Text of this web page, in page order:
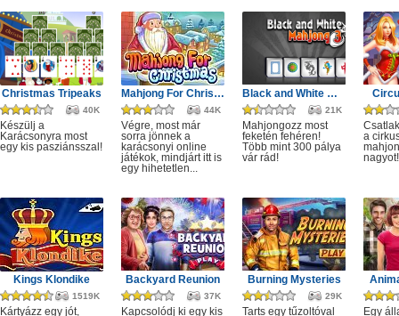
Christmas Tripeaks
40K
Készülj a
Karácsonyra most
egy kis pasziánsszal!
Mahjong For Christmas
44K
Végre, most már
sorra jönnek a
karácsonyi online
játékok, mindjárt itt is
egy hihetetlen...
Black and White Mahjong 3
21K
Mahjongozz most
feketén fehéren!
Több mint 300 pálya
vár rád!
a
nagyot!
Kings Klondike
1519K
Kártyázz egy jót,
Backyard Reunion
37K
Kapcsolódj ki egy kis
Burning Mysteries
29K
Tarts egy tűzoltóval
Egy